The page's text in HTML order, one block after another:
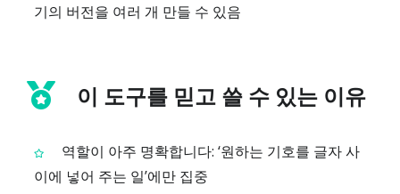
기의 버전을 여러 개 만들 수 있음
이 도구를 믿고 쓸 수 있는 이유
역할이 아주 명확합니다: ‘원하는 기호를 글자 사
이에 넣어 주는 일’에만 집중